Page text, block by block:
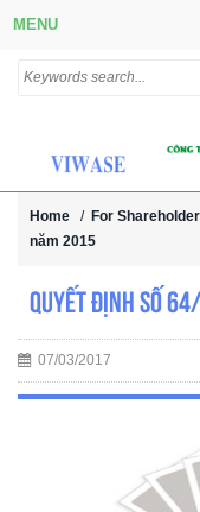
MENU
Home / For
năm 2015
Quyết định số 64/
07/03/2017